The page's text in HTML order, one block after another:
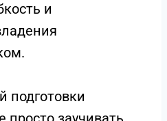
и
подготовки